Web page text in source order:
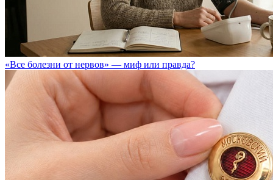
«Все болезни от нервов» — миф или правда?